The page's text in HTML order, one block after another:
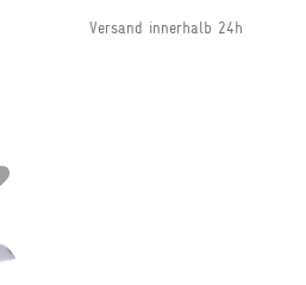
Versand innerhalb 24h